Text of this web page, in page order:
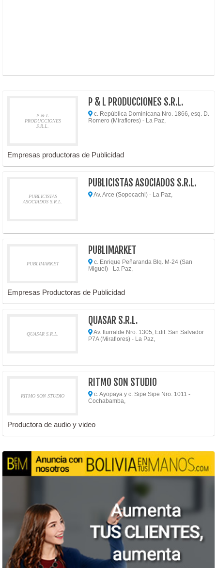
P & L
PRODUCCIONES
S.R.L.
P & L PRODUCCIONES S.R.L.
c. República Dominicana Nro. 1866, esq. D.
Romero (Miraflores) - La Paz,
Empresas productoras de Publicidad
PUBLICISTAS
ASOCIADOS S.R.L.
PUBLICISTAS ASOCIADOS S.R.L.
Av. Arce (Sopocachi) - La Paz,
PUBLIMARKET
PUBLIMARKET
c. Enrique Peñaranda Blq. M-24 (San
Miguel) - La Paz,
Empresas Productoras de Publicidad
QUASAR S.R.L.
QUASAR S.R.L.
Av. Iturralde Nro. 1305, Edif. San Salvador
P7A (Miraflores) - La Paz,
RITMO SON STUDIO
RITMO SON STUDIO
c. Ayopaya y c. Sipe Sipe Nro. 1011 -
Cochabamba,
Productora de audio y video